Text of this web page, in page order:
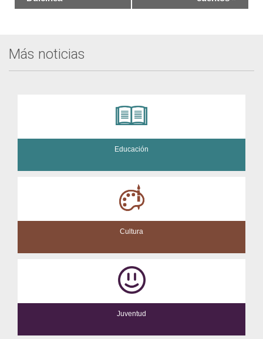
Más noticias
Educación
Cultura
Juventud